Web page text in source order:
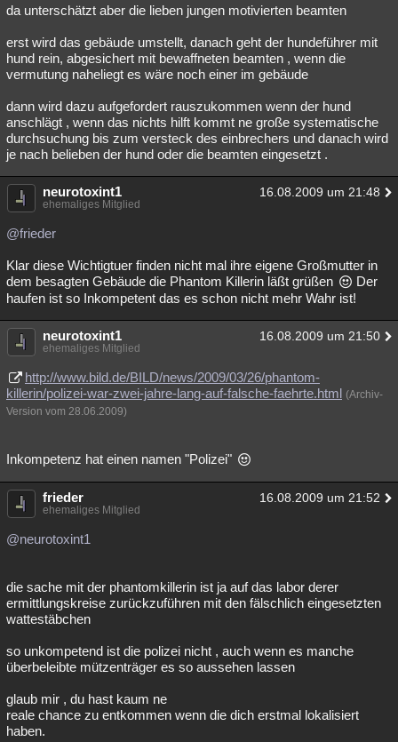
da unterschätzt aber die lieben jungen motivierten beamten
erst wird das gebäude umstellt, danach geht der hundeführer mit
hund rein, abgesichert mit bewaffneten beamten , wenn die
vermutung naheliegt es wäre noch einer im gebäude
dann wird dazu aufgefordert rauszukommen wenn der hund
anschlägt , wenn das nichts hilft kommt ne große systematische
durchsuchung bis zum versteck des einbrechers und danach wird
je nach belieben der hund oder die beamten eingesetzt .
neurotoxint1 16.08.2009 um 21:48
ehemaliges Mitglied
@frieder
Klar diese Wichtigtuer finden nicht mal ihre eigene Großmutter in
dem besagten Gebäude die Phantom Killerin läßt grüßen
Der
haufen ist so Inkompetent das es schon nicht mehr Wahr ist!
neurotoxint1 16.08.2009 um 21:50
ehemaliges Mitglied
http://www.bild.de/BILD/news/2009/03/26/phantom-
killerin/polizei-war-zwei-jahre-lang-auf-falsche-faehrte.html (Archiv-
Version vom 28.06.2009)
Inkompetenz hat einen namen "Polizei"
frieder 16.08.2009 um 21:52
ehemaliges Mitglied
@neurotoxint1
die sache mit der phantomkillerin ist ja auf das labor derer
ermittlungskreise zurückzuführen mit den fälschlich eingesetzten
wattestäbchen
so unkompetend ist die polizei nicht , auch wenn es manche
überbeleibte mützenträger es so aussehen lassen
glaub mir , du hast kaum ne
reale chance zu entkommen wenn die dich erstmal lokalisiert
haben.